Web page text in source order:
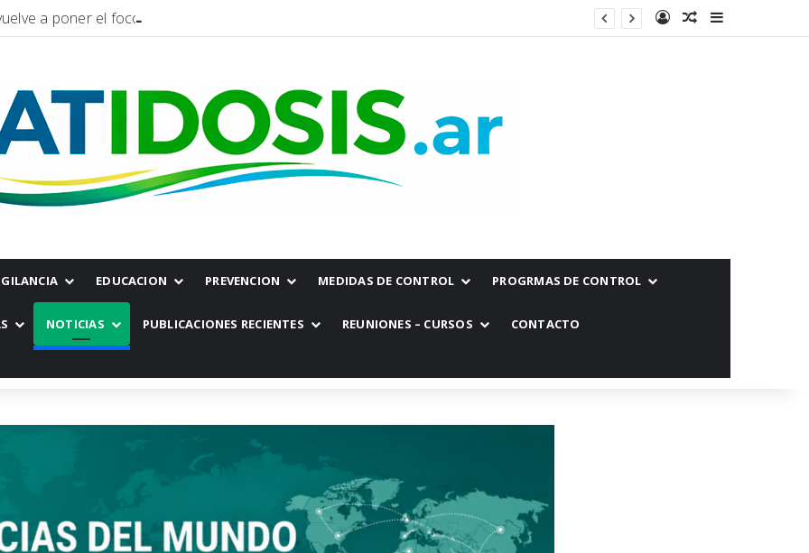
a poner el foco en la hidatidosis
EDUCACION PREVENCION MEDIDAS DE CONTROL PROGRMAS DE CONTROL
NOTICIAS PUBLICACIONES RECIENTES REUNIONES – CURSOS CONTACTO